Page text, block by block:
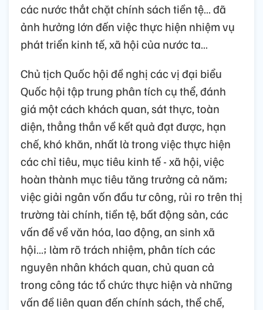
các nước thắt chặt chính sách tiền tệ… đã
ảnh hưởng lớn đến việc thực hiện nhiệm vụ
phát triển kinh tế, xã hội của nước ta…
Chủ tịch Quốc hội đề nghị các vị đại biểu
Quốc hội tập trung phân tích cụ thể, đánh
giá một cách khách quan, sát thực, toàn
diện, thẳng thắn về kết quả đạt được, hạn
chế, khó khăn, nhất là trong việc thực hiện
các chỉ tiêu, mục tiêu kinh tế - xã hội, việc
hoàn thành mục tiêu tăng trưởng cả năm;
việc giải ngân vốn đầu tư công, rủi ro trên thị
trường tài chính, tiền tệ, bất động sản, các
vấn đề về văn hóa, lao động, an sinh xã
hội…; làm rõ trách nhiệm, phân tích các
nguyên nhân khách quan, chủ quan cả
trong công tác tổ chức thực hiện và những
vấn đề liên quan đến chính sách, thể chế,